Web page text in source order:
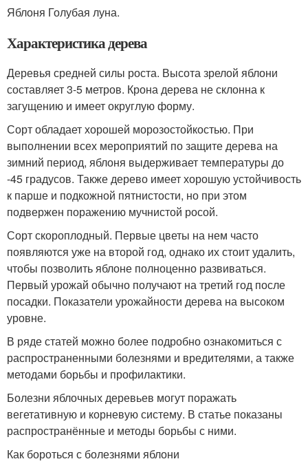
Яблоня Голубая луна.
Характеристика дерева
Деревья средней силы роста. Высота зрелой яблони
составляет 3-5 метров. Крона дерева не склонна к
загущению и имеет округлую форму.
Сорт обладает хорошей морозостойкостью. При
выполнении всех мероприятий по защите дерева на
зимний период, яблоня выдерживает температуры до
-45 градусов. Также дерево имеет хорошую устойчивость
к парше и подкожной пятнистости, но при этом
подвержен поражению мучнистой росой.
Сорт скороплодный. Первые цветы на нем часто
появляются уже на второй год, однако их стоит удалить,
чтобы позволить яблоне полноценно развиваться.
Первый урожай обычно получают на третий год после
посадки. Показатели урожайности дерева на высоком
уровне.
В ряде статей можно более подробно ознакомиться с
распространенными болезнями и вредителями, а также
методами борьбы и профилактики.
Болезни яблочных деревьев могут поражать
вегетативную и корневую систему. В статье показаны
распространённые и методы борьбы с ними.
Как бороться с болезнями яблони